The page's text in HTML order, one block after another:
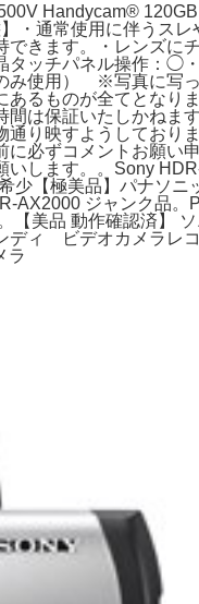
Handycam®
・通常使用に伴うス
きます。・レンズ
ッチパネル操作：◯
み使用） ※写真に
るものが全てとな
は保証いたしかね
り映すようしてお
必ずコメントお願
いします。。Sony
【極美品】パナソニ
AX2000 ジャンク品
美品 動作確認済】
ディ ビデオカメラ
ラ